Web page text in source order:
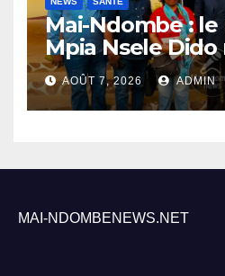
Mai-Ndombe :
Mpia Nsele
mission du
renforcer le
contre le
AOÛT 7, 2026 ADMIN
MAI-NDOMBENEWS.NET